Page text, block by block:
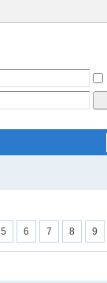
5 6 7 8 9